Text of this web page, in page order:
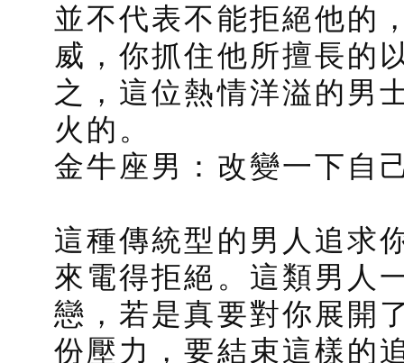
並不代表不能拒絕他的
威，你抓住他所擅長的
之，這位熱情洋溢的男
火的。
金牛座男：改變一下自
這種傳統型的男人追求
來電得拒絕。這類男人
戀，若是真要對你展開
份壓力，要結束這樣的